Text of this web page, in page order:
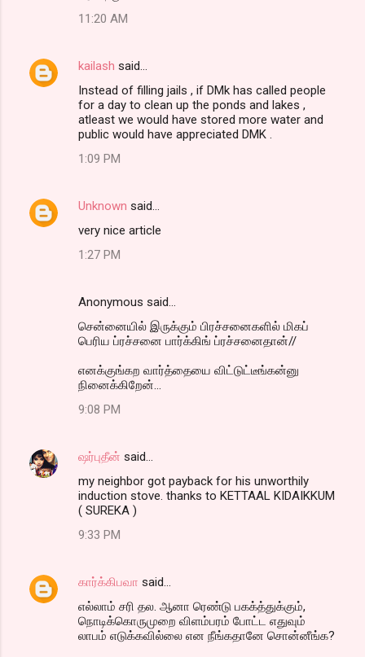
11:20 AM
kailash said…
Instead of filling jails , if DMk has called people
for a day to clean up the ponds and lakes ,
atleast we would have stored more water and
public would have appreciated DMK .
1:09 PM
Unknown said…
very nice article
1:27 PM
Anonymous said…
சென்னையில் இருக்கும் பிரச்சனைகளில் மிகப்
பெரிய ப்ரச்சனை பார்க்கிங் ப்ரச்சனைதான்//
எனக்குங்கற வார்த்தையை விட்டுட்டீங்கன்னு
நினைக்கிறேன்...
9:08 PM
ஷர்புதீன் said…
my neighbor got payback for his unworthily
induction stove. thanks to KETTAAL KIDAIKKUM
( SUREKA )
9:33 PM
கார்க்கிபவா said…
எல்லாம் சரி தல. ஆனா ரெண்டு பகக்த்துக்கும்,
நொடிக்கொருமுறை விளம்பரம் போட்ட எதுவும்
லாபம் எடுக்கவில்லை என நீங்கதானே சொன்னீங்க?